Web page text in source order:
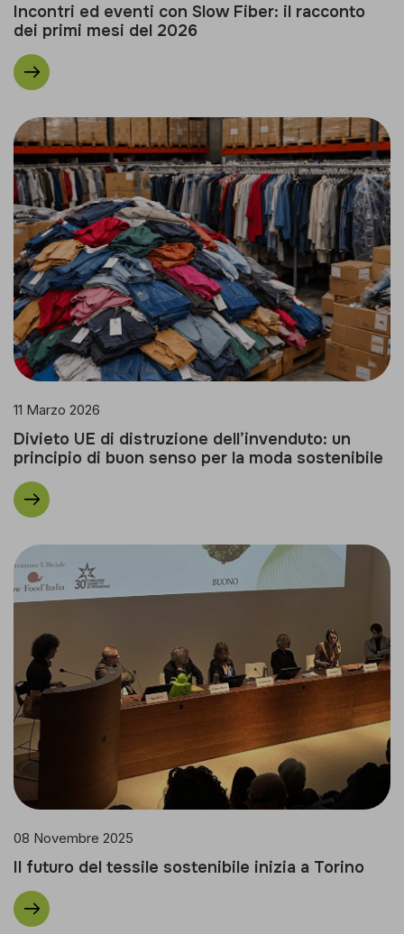
Incontri ed eventi con Slow Fiber: il racconto
dei primi mesi del 2026
11 Marzo 2026
Divieto UE di distruzione dell’invenduto: un
principio di buon senso per la moda sostenibile
08 Novembre 2025
Il futuro del tessile sostenibile inizia a Torino